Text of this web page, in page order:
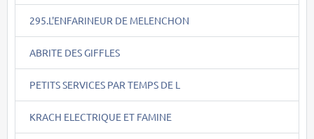
295.L'ENFARINEUR DE MELENCHON
ABRITE DES GIFFLES
PETITS SERVICES PAR TEMPS DE L
KRACH ELECTRIQUE ET FAMINE